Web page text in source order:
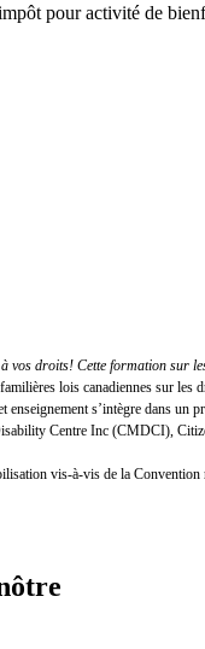
pour activité de
vos droits! Cette formation sur
lois canadiennes sur
enseignement s’intègre dans
Centre Inc (CMDCI),
vis-à-vis de la